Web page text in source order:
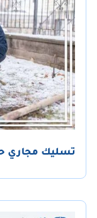
تسليك مجاري